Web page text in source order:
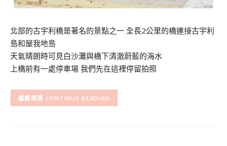
北部的古宇利橋是著名的景點之一 全長2公里的橋連接古宇利
島和屋我地島
天氣晴朗時可見白沙灘與橋下清澈蔚藍的海水
上橋前有一處停車場 我們先在這裡停留拍照
CONTINUE READING